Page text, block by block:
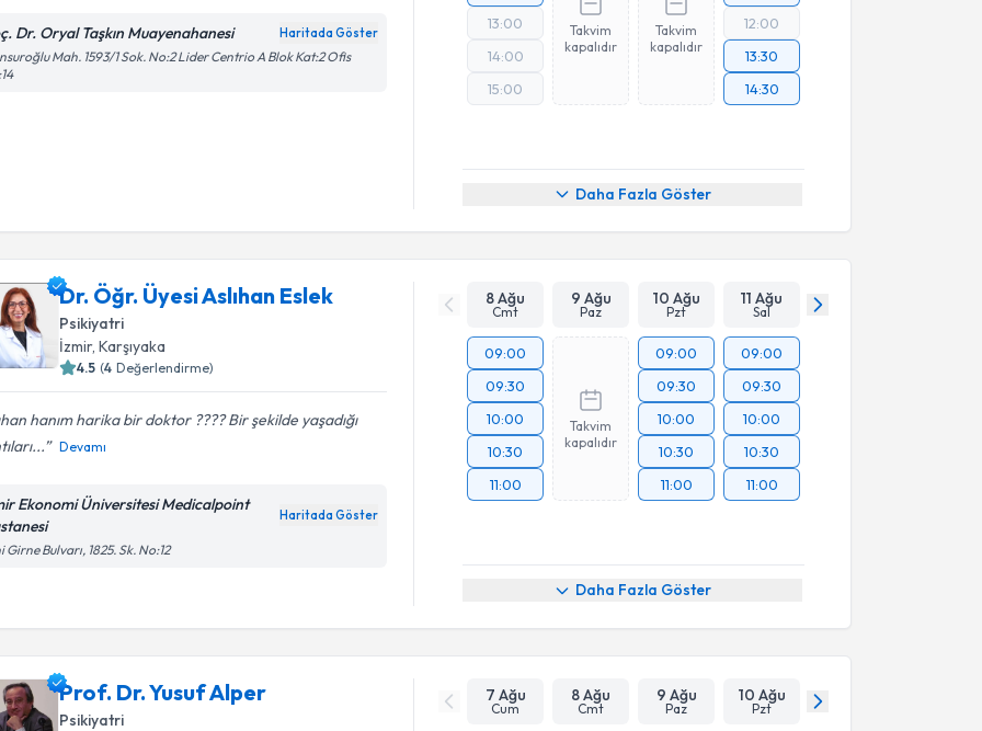
Dr. Oryal Taşkın Muayenahanesi Haritada Göster
Mah. 1593/1 Sok. No:2 Lider Centrio A Blok Kat:2 Ofis
13:00
14:00
15:00
Takvim
kapalıdır
Takvim
kapalıdır
12:00
13:30
14:30
Daha Fazla Göster
Dr. Öğr. Üyesi Aslıhan Eslek
Psikiyatri
İzmir, Karşıyaka
4.5 (4 Değerlendirme)
hanım harika bir doktor ???? Bir şekilde yaşadığı
Devamı
Ekonomi Üniversitesi Medicalpoint
Haritada Göster
Girne Bulvarı, 1825. Sk. No:12
8 Ağu
Cmt
9 Ağu
Paz
10 Ağu
Pzt
11 Ağu
Sal
09:00
09:30
10:00
10:30
11:00
Takvim
kapalıdır
09:00
09:30
10:00
10:30
11:00
09:00
09:30
10:00
10:30
11:00
Daha Fazla Göster
Prof. Dr. Yusuf Alper
Psikiyatri
7 Ağu
Cum
8 Ağu
Cmt
9 Ağu
Paz
10 Ağu
Pzt